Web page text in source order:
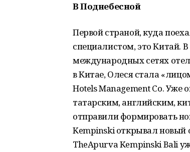
В Поднебесной
Первой страной, куда
специалистом, это Китай.
международных сетях
в Китае, Олеся стала
Hotels Management Co. Уже
татарским, английским,
отправили формировать
Kempinski открывал новый
TheApurva Kempinski Bali